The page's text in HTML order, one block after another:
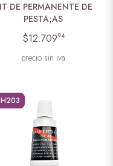
DE PERMANENTE DE
PESTA;AS
$12.70994
precio sin iva